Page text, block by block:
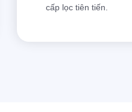
cấp lọc tiên tiến.